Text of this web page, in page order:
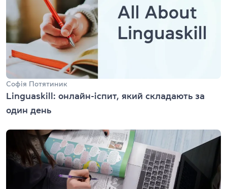
Софія Потятиник
Linguaskill: онлайн-іспит, який складають за
один день